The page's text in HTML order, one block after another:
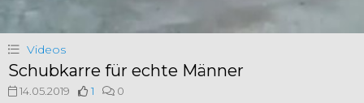
Videos
Schubkarre für echte Männer
14.05.2019 1 0